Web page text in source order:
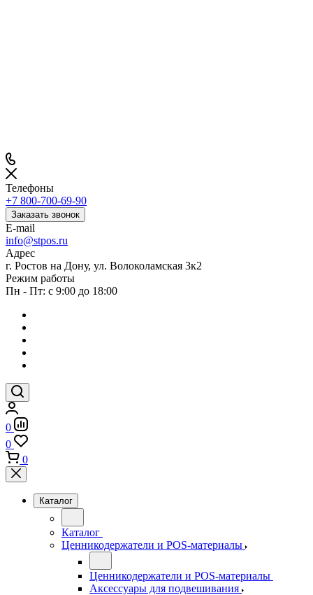
Телефоны
+7 800-700-69-90
Заказать звонок
E-mail
info@stpos.ru
Адрес
г. Ростов на Дону, ул. Волоколамская 3к2
Режим работы
Пн - Пт: с 9:00 до 18:00
0
0
0
Каталог
Каталог
Ценникодержатели и POS-материалы
Ценникодержатели и POS-материалы
Аксессуары для подвешивания